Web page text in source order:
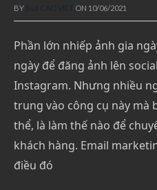
BY ON 10/06/2021
Phần lớn nhiếp ảnh gia
ngày để đăng ảnh lên
Instagram. Nhưng nhiều
trung vào công cụ này mà
thể, là làm thế nào để
khách hàng. Email
điều đó